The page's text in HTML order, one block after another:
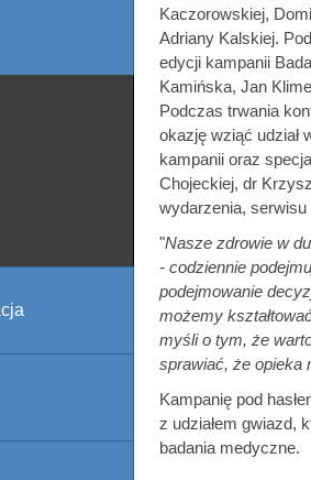
Kaczorowskiej,
Adriany Kalskiej.
edycji kampanii
Kamińska, Jan
Podczas trwania
okazję wziąć udział
kampanii oraz
Chojeckiej, dr
wydarzenia,
"Nasze zdrowie w
- codziennie
podejmowanie
możemy
myśli o tym, że
sprawiać, że opieka
Kampanię pod
z udziałem gwiazd,
badania medyczne.